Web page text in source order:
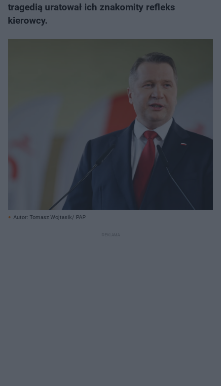
tragedią uratował ich znakomity refleks
kierowcy.
Autor: Tomasz Wojtasik/ PAP